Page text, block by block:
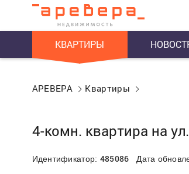
КВАРТИРЫ
АРЕВЕРА Квартиры
4-комн. квартира на
Идентификатор: 485086 Дата